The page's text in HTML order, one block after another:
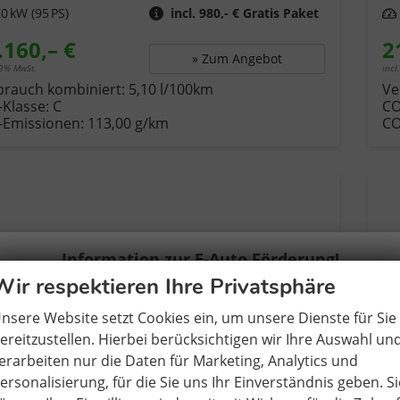
kW (95 PS) incl. 980,- € Gratis Paket
€
MwSt.
» Zum Angebot
kombiniert: 5,10 l/100km
-Klasse: C
-Emissionen: 113,00 g/km
Leistung
respektieren Ihre Privatsphäre
Website setzt Cookies ein, um unsere Dienste für Sie
Hierbei berücksichtigen wir Ihre Auswahl
nur die Daten für Marketing, Analytics und
für die Sie uns Ihr Einverständnis geben.
Information zur E-Auto Förderung!
Alle von Neuwagenkaufonline24 angebotenen
Elektrofahrzeuge erhalten KEINE vorherige Zulassung.
Die Erstzulassung findet somit in Deutschland statt.